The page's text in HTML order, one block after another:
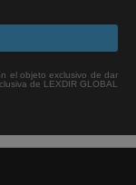
el objeto exclusivo de dar
de LEXDIR GLOBAL